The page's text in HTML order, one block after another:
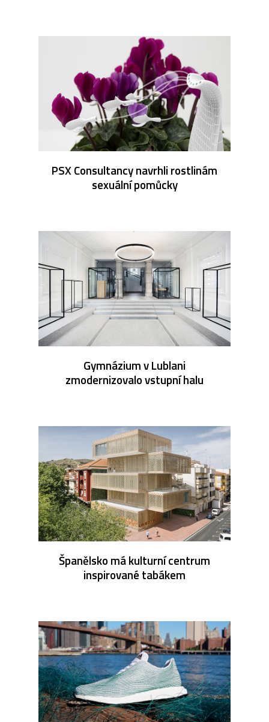
PSX Consultancy navrhli rostlinám
sexuální pomůcky
Gymnázium v Lublani
zmodernizovalo vstupní halu
Španělsko má kulturní centrum
inspirované tabákem